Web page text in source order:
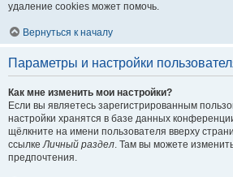
удаление cookies может помочь.
Вернуться к началу
Параметры и настройки
Как мне изменить мои настройки?
Если вы являетесь зарегистрированным
настройки хранятся в базе данных
щёлкните на имени пользователя вверху
ссылкеЛичный раздел. Там вы можете
предпочтения.